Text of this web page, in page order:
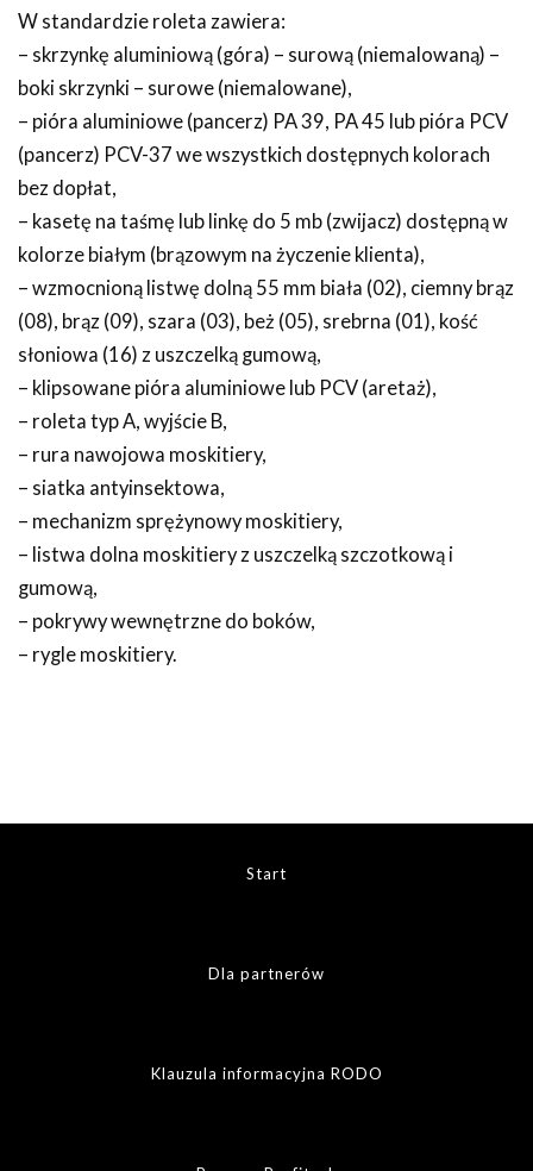
W standardzie roleta zawiera:
– skrzynkę aluminiową (góra) – surową (niemalowaną) –
boki skrzynki – surowe (niemalowane),
– pióra aluminiowe (pancerz) PA 39, PA 45 lub pióra PCV
(pancerz) PCV-37 we wszystkich dostępnych kolorach
bez dopłat,
– kasetę na taśmę lub linkę do 5 mb (zwijacz) dostępną w
kolorze białym (brązowym na życzenie klienta),
– wzmocnioną listwę dolną 55 mm biała (02), ciemny brąz
(08), brąz (09), szara (03), beż (05), srebrna (01), kość
słoniowa (16) z uszczelką gumową,
– klipsowane pióra aluminiowe lub PCV (aretaż),
– roleta typ A, wyjście B,
– rura nawojowa moskitiery,
– siatka antyinsektowa,
– mechanizm sprężynowy moskitiery,
– listwa dolna moskitiery z uszczelką szczotkową i
gumową,
– pokrywy wewnętrzne do boków,
– rygle moskitiery.
Start
Dla partnerów
Klauzula informacyjna RODO